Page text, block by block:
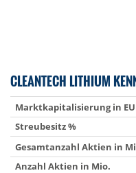
CLEANTECH LITHIUM
Marktkapitalisierung in
Streubesitz %
Gesamtanzahl Aktien in
Anzahl Aktien in Mio.